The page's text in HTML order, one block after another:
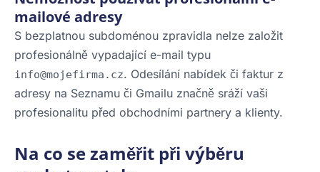
mailové adresy
S bezplatnou subdoménou zpravidla nelze založit
profesionálně vypadající e-mail typu
info@mojefirma.cz. Odesílání nabídek či faktur z
adresy na Seznamu či Gmailu značně sráží vaši
profesionalitu před obchodními partnery a klienty.
Na co se zaměřit při výběru